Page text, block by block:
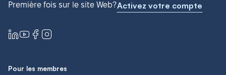
Première fois sur le site Web?Activez votre compte
Pour les membres